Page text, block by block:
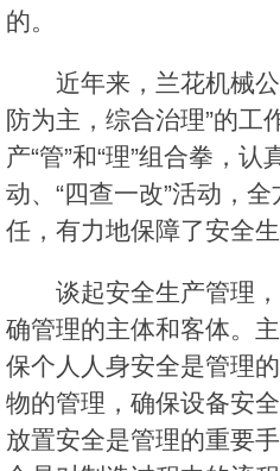
的。
近年来，兰花机械公
防为主，综合治理”的工
产“管”和“理”组合拳，认
动、“四查一改”活动，
任，有力地保障了安全
谈起安全生产管理，
确管理的主体和客体。
保个人人身安全是管理
物的管理，确保设备安
放置安全是管理的重要